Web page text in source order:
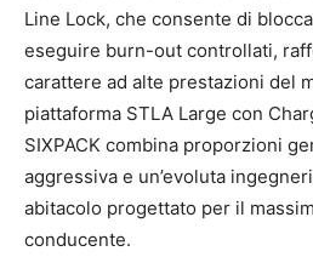
Line Lock, che consente di
eseguire burn-out controllati,
carattere ad alte prestazioni del
piattaforma STLA Large con
SIXPACK combina proporzioni
aggressiva e un’evoluta
abitacolo progettato per il
conducente.